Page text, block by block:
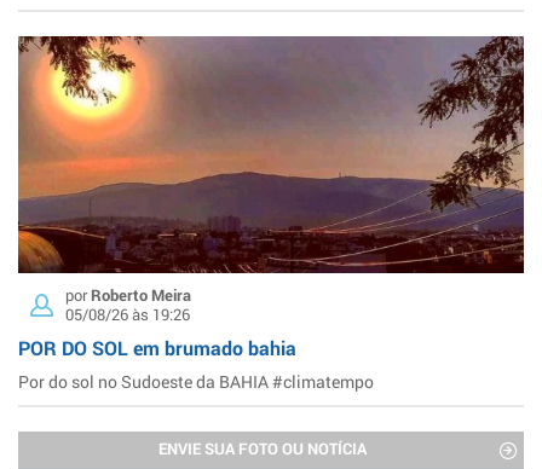
porRoberto Meira
05/08/26 às 19:26
POR DO SOL em brumado bahia
Por do sol no Sudoeste da BAHIA #climatempo
ENVIE SUA FOTO OU NOTÍCIA